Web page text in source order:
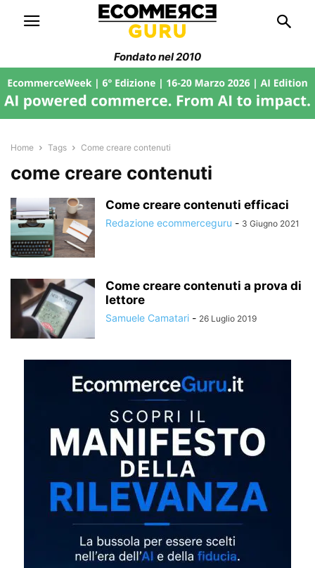
Fondato nel 2010
Home Tags Come creare contenuti
come creare contenuti
Come creare contenuti efficaci
Redazione ecommerceguru - 3 Giugno 2021
Come creare contenuti a prova di
lettore
Samuele Camatari - 26 Luglio 2019